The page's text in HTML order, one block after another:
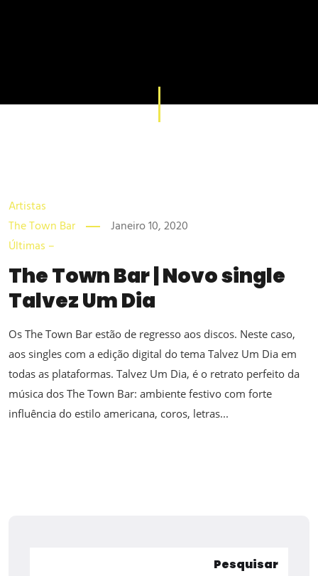
Artistas
The Town Bar
Últimas –
Janeiro 10, 2020
The Town Bar | Novo single
Talvez Um Dia
Os The Town Bar estão de regresso aos discos. Neste caso,
aos singles com a edição digital do tema Talvez Um Dia em
todas as plataformas. Talvez Um Dia, é o retrato perfeito da
música dos The Town Bar: ambiente festivo com forte
influência do estilo americana, coros, letras...
Pesquisar